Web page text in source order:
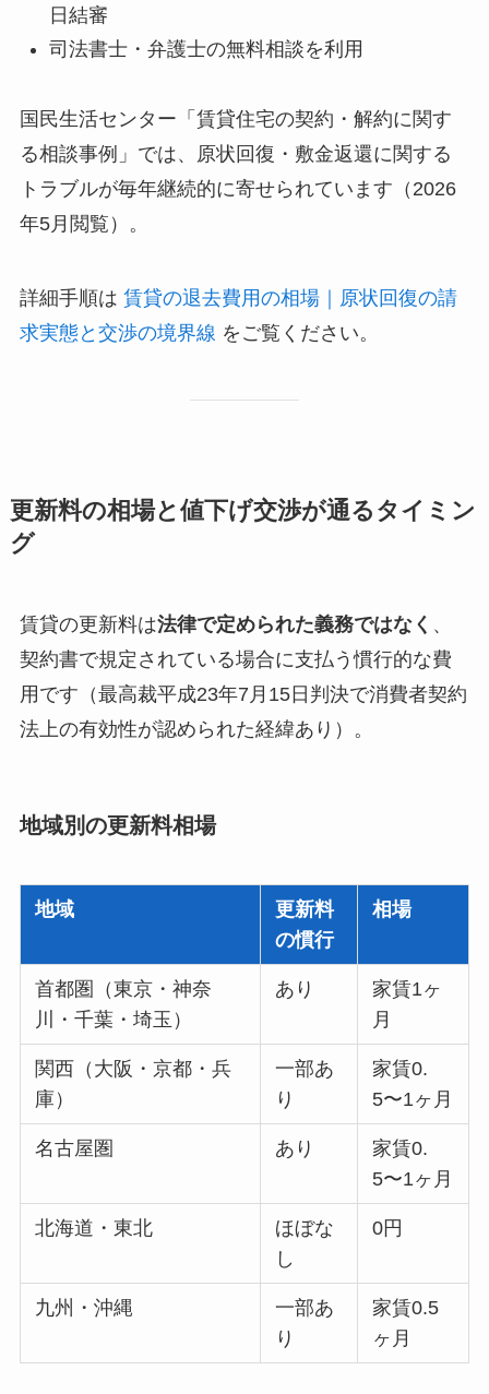
日結審
司法書士・弁護士の無料相談を利用
国民生活センター「賃貸住宅の契約・解約に関す
る相談事例」では、原状回復・敷金返還に関する
トラブルが毎年継続的に寄せられています（2026
年5月閲覧）。
詳細手順は 賃貸の退去費用の相場｜原状回復の請
求実態と交渉の境界線 をご覧ください。
更新料の相場と値下げ交渉が通るタイミン
グ
賃貸の更新料は法律で定められた義務ではなく 、
契約書で規定されている場合に支払う慣行的な費
用です（最高裁平成23年7月15日判決で消費者契約
法上の有効性が認められた経緯あり）。
地域別の更新料相場
地域
更新料
の慣行
相場
首都圏（東京・神奈
川・千葉・埼玉）
あり
家賃1ヶ
月
関西（大阪・京都・兵
庫）
一部あ
り
家賃0.
5〜1ヶ月
名古屋圏 あり
家賃0.
5〜1ヶ月
北海道・東北
ほぼな
し
0円
九州・沖縄
一部あ
り
家賃0.5
ヶ月